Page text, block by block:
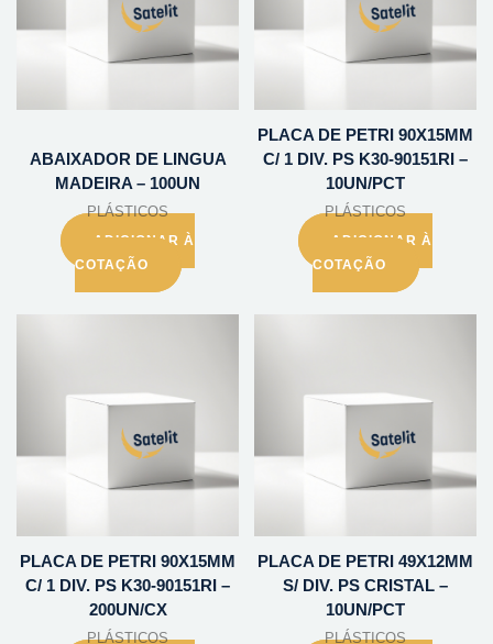
ABAIXADOR DE LINGUA
MADEIRA – 100UN
PLÁSTICOS
ADICIONAR À
COTAÇÃO
PLACA DE PETRI 90X15MM
C/ 1 DIV. PS K30-90151RI –
10UN/PCT
PLÁSTICOS
ADICIONAR À
COTAÇÃO
PLACA DE PETRI 90X15MM
C/ 1 DIV. PS K30-90151RI –
200UN/CX
PLÁSTICOS
PLACA DE PETRI 49X12MM
S/ DIV. PS CRISTAL –
10UN/PCT
PLÁSTICOS